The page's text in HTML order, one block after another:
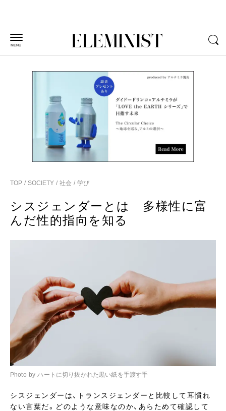
MENU
TOP SOCIETY 社会 学び
シスジェンダーとは 多様性に富
んだ性的指向を知る
Photo by ハートに切り抜かれた黒い紙を手渡す手
シスジェンダーは、トランスジェンダーと比較して耳慣れ
ない言葉だ。どのような意味なのか、あらためて確認して